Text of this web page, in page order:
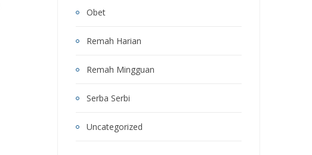
Obet
Remah Harian
Remah Mingguan
Serba Serbi
Uncategorized